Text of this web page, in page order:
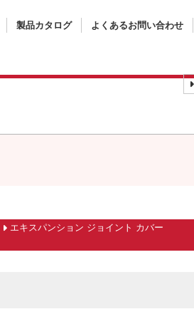
製品カタログ よくあるお問い合わせ
エキスパンション ジョイント カバー